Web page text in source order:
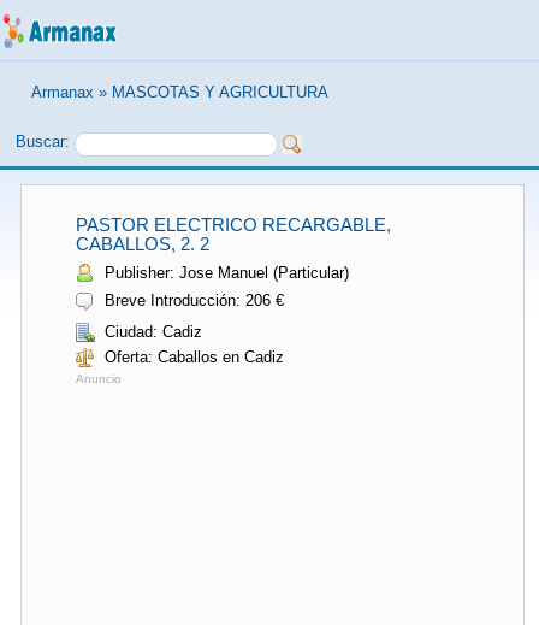
Armanax » MASCOTAS Y AGRICULTURA
Buscar:
PASTOR ELECTRICO RECARGABLE,
CABALLOS, 2. 2
Publisher: Jose Manuel (Particular)
Breve Introducción: 206 €
Ciudad: Cadiz
Oferta: Caballos en Cadiz
Anuncio